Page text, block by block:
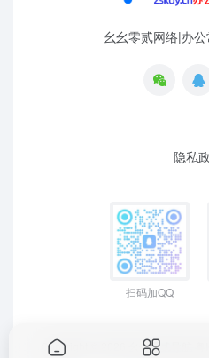
幺幺零贰网络|办公
隐私
扫码加QQ
Copyright © 2026 幺幺零贰导航